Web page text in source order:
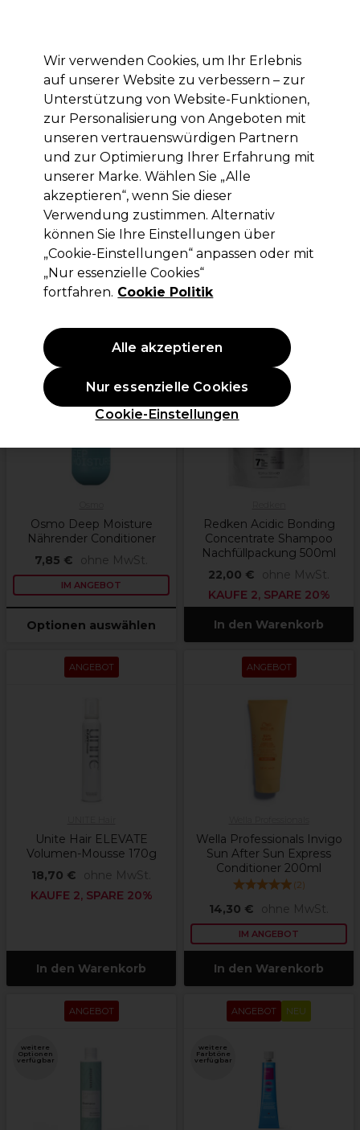
Anmelden
Marken Deals Haare Elektrogeräte Saloneinrichtung
Lieferung und Lieferzeiten
– mehr erfahren
Haare Haar-Angebote
Haar-Angebote
Filters
ANGEBOT
weitere
Optionen
verfügbar
Osmo Deep Moisture
Nährender Conditioner
7,85 €
ohne MwSt.
IM ANGEBOT
Optionen auswählen
ANGEBOT
Redken Acidic Bonding
Concentrate Shampoo
Nachfüllpackung 500ml
22,00 €
ohne MwSt.
KAUFE 2, SPARE 20%
In den Warenkorb
ANGEBOT
Unite Hair ELEVATE
Volumen-Mousse 170g
18,70 €
ohne MwSt.
KAUFE 2, SPARE 20%
In den Warenkorb
ANGEBOT
Wella Professionals Invigo
Sun After Sun Express
Conditioner 200ml
(2)
14,30 € ohne MwSt.
IM ANGEBOT
In den Warenkorb
ANGEBOT
weitere
Optionen
verfügbar
ANGEBOT NEU
weitere
Farbtöne
verfügbar
Wir verwenden Cookies, um Ihr Erlebnis
auf unserer Website zu verbessern – zur
Unterstützung von Website-Funktionen,
zur Personalisierung von Angeboten mit
unseren vertrauenswürdigen Partnern
und zur Optimierung Ihrer Erfahrung mit
unserer Marke. Wählen Sie „Alle
akzeptieren“, wenn Sie dieser
Verwendung zustimmen. Alternativ
können Sie Ihre Einstellungen über
„Cookie-Einstellungen“ anpassen oder mit
„Nur essenzielle Cookies“
fortfahren. Cookie Politik
Cookie-Einstellungen
Nur essenzielle Cookies
Alle akzeptieren